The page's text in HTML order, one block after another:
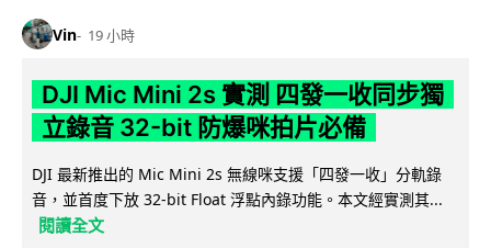
Vin 19 小時
DJI Mic Mini 2s 實測 四發一收同步獨
立錄音 32-bit 防爆咪拍片必備
DJI 最新推出的 Mic Mini 2s 無線咪支援「四發一收」分軌錄
音，並首度下放 32-bit Float 浮點內錄功能。本文經實測其...
閱讀全文